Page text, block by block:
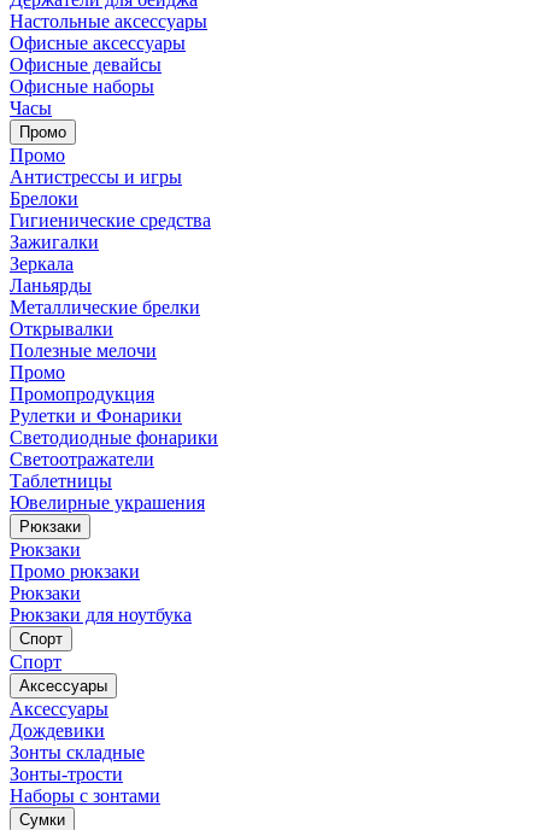
Настольные аксессуары
Офисные аксессуары
Офисные девайсы
Офисные наборы
Часы
Промо
Промо
Антистрессы и игры
Брелоки
Гигиенические средства
Зажигалки
Зеркала
Ланьярды
Металлические брелки
Открывалки
Полезные мелочи
Промо
Промопродукция
Рулетки и Фонарики
Светодиодные фонарики
Светоотражатели
Таблетницы
Ювелирные украшения
Рюкзаки
Рюкзаки
Промо рюкзаки
Рюкзаки
Рюкзаки для ноутбука
Спорт
Спорт
Аксессуары
Аксессуары
Дождевики
Зонты складные
Зонты-трости
Наборы с зонтами
Сумки